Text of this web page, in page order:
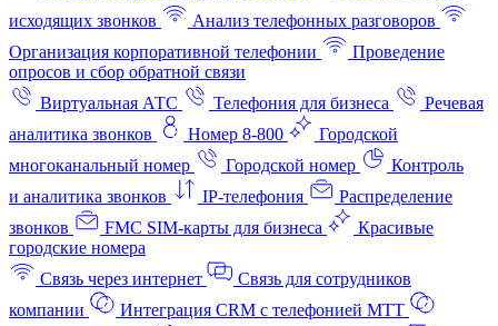
исходящих звонков
Анализ телефонных разговоров
Организация корпоративной телефонии
Проведение
опросов и сбор обратной связи
Виртуальная АТС
Телефония для бизнеса
Речевая
аналитика звонков
Номер 8-800
Городской
многоканальный номер
Городской номер
Контроль
и аналитика звонков
IP-телефония
Распределение
звонков
FMC SIM-карты для бизнеса
Красивые
городские номера
Связь через интернет
Связь для сотрудников
компании
Интеграция CRM с телефонией МТТ